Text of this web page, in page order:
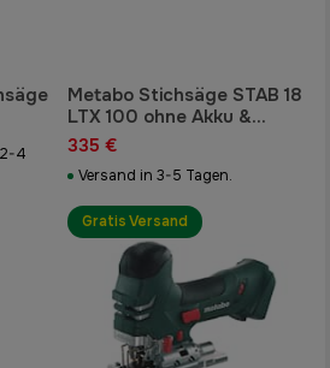
4
Metabo Stichsäge STAB 18
LTX 100 ohne Akku &
Ladegerät
335 €
Versand in 3-5 Tagen.
Gratis Versand